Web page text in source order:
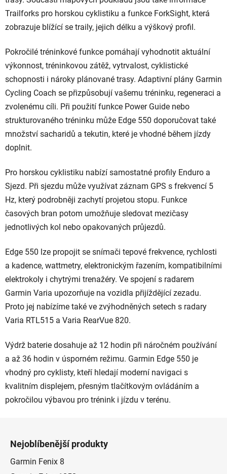
Trailforks pro horskou cyklistiku a funkce ForkSight, která
zobrazuje blížící se traily, jejich délku a výškový profil.
Pokročilé tréninkové funkce pomáhají vyhodnotit aktuální
výkonnost, tréninkovou zátěž, vytrvalost, cyklistické
schopnosti i nároky plánované trasy. Adaptivní plány Garmin
Cycling Coach se přizpůsobují vašemu tréninku, regeneraci a
zvolenému cíli. Při použití funkce Power Guide nebo
strukturovaného tréninku může Edge 550 doporučovat také
množství sacharidů a tekutin, které je vhodné během jízdy
doplnit.
Pro horskou cyklistiku nabízí samostatné profily Enduro a
Sjezd. Při sjezdu může využívat záznam GPS s frekvencí 5
Hz, který podrobněji zachytí projetou stopu. Funkce
časových bran potom umožňuje sledovat mezičasy
jednotlivých kol nebo opakovaných průjezdů.
Edge 550 lze propojit se snímači tepové frekvence, rychlosti
a kadence, wattmetry, elektronickým řazením, kompatibilními
elektrokoly i chytrými trenažéry. Ve spojení s radarem
Garmin Varia upozorňuje na vozidla přijíždějící zezadu.
Proto jej nabízíme také ve zvýhodněných setech s radary
Varia RTL515 a Varia RearVue 820.
Výdrž baterie dosahuje až 12 hodin při náročném používání
a až 36 hodin v úsporném režimu. Garmin Edge 550 je
vhodný pro cyklisty, kteří hledají moderní navigaci s
kvalitním displejem, přesným tlačítkovým ovládáním a
pokročilou výbavou pro trénink i jízdu v terénu.
Nejoblíbenější produkty
Garmin Fenix 8